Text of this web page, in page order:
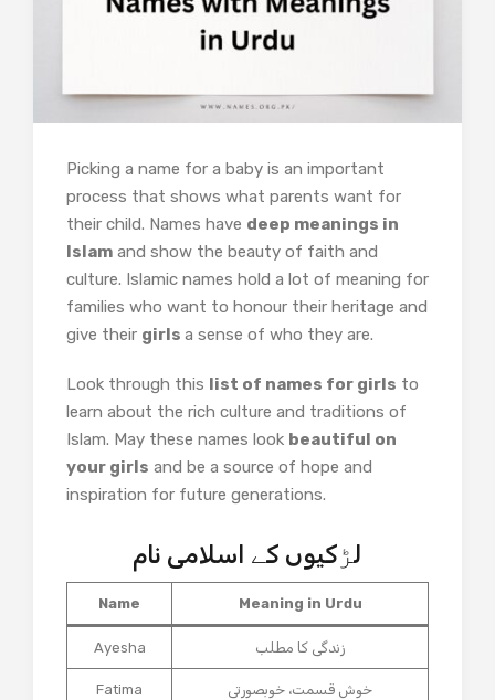
Picking a name for a baby is an important
process that shows what parents want for
their child. Names have deep meanings in
Islam and show the beauty of faith and
culture. Islamic names hold a lot of meaning for
families who want to honour their heritage and
give their girls a sense of who they are.
Look through this list of names for girls to
learn about the rich culture and traditions of
Islam. May these names look beautiful on
your girls and be a source of hope and
inspiration for future generations.
لڑکیوں کے اسلامی نام
Name Meaning in Urdu
Ayesha زندگی کا مطلب
Fatima خوش قسمت، خوبصورتی